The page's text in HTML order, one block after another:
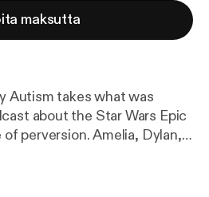
maksutta
Autism takes what was
about the Star Wars Epic
perversion. Amelia, Dylan,
has ever had... sorry!